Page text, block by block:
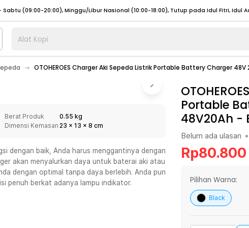
- Jumat (07:00 - 20:00), Sabtu - Minggu (08:00 - 20:00), Tutup pada Idul Fitri
(08:00 - 20:00), Sabtu - Minggu/ Libur Nasional (08:00 - 17:00) Selengkapnya
(08:00 - 20:00), Sabtu - Minggu/ Libur Nasional (08:00 - 17:00) Selengkapnya
- Sabtu (09:00-20:00), Minggu/Libur Nasional (12:00-20:00), Tutup pada Idul Fitri
- Sabtu (09:00-20:00), Minggu/Libur Nasional (12:00-20:00), Tutup pada Idul Fitri
- Jumat (07:00 - 20:00), Sabtu - Minggu (08:00 - 20:00), Tutup pada Idul Fitri
(08:00 - 20:00), Sabtu - Minggu/ Libur Nasional (08:00 - 17:00) Selengkapnya
Alat Kopi
OTOHEROES Charger Aki Sepeda Listrik Portable Battery Charger 48V
Berat Produk
0.55 kg
Dimensi Kemasan 23 x 13 x 8 cm
dengan baik, Anda harus menggantinya dengan
akan menyalurkan daya untuk baterai aki atau
dengan optimal tanpa daya berlebih. Anda pun
penuh berkat adanya lampu indikator.
Portable
48V20Ah -
Belum ada ulasan •
Rp80.800
Pilihan Warna:
Black